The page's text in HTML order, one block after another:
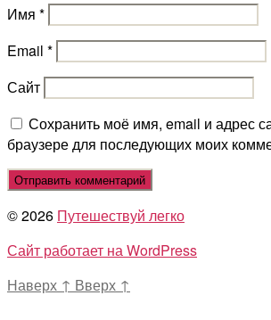
Имя *
Email *
Сайт
Сохранить моё имя, email и адрес
браузере для последующих моих
© 2026 Путешествуй легко
Сайт работает на WordPress
Наверх ↑ Вверх ↑